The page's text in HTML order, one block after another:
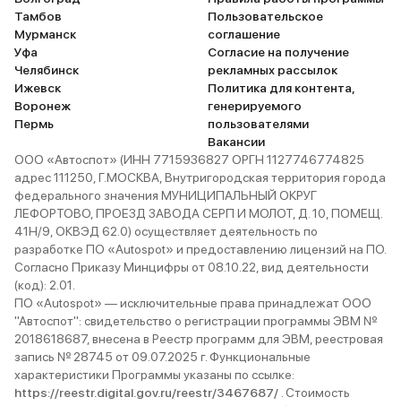
Тамбов
Мурманск
Уфа
Челябинск
Ижевск
Воронеж
Пермь
Пользовательское
соглашение
Согласие на получение
рекламных рассылок
Политика для контента,
генерируемого
пользователями
Вакансии
ООО «Автоспот» (ИНН 7715936827 ОРГН 1127746774825
адрес 111250, Г.МОСКВА, Внутригородская территория города
федерального значения МУНИЦИПАЛЬНЫЙ ОКРУГ
ЛЕФОРТОВО, ПРОЕЗД ЗАВОДА СЕРП И МОЛОТ, Д. 10, ПОМЕЩ.
41Н/9, ОКВЭД 62.0) осуществляет деятельность по
разработке ПО «Autospot» и предоставлению лицензий на ПО.
Согласно Приказу Минцифры от 08.10.22, вид деятельности
(код): 2.01.
ПО «Autospot» — исключительные права принадлежат ООО
"Автоспот": свидетельство о регистрации программы ЭВМ №
2018618687, внесена в Реестр программ для ЭВМ, реестровая
запись № 28745 от 09.07.2025 г. Функциональные
характеристики Программы указаны по ссылке:
https://reestr.digital.gov.ru/reestr/3467687/ . Стоимость